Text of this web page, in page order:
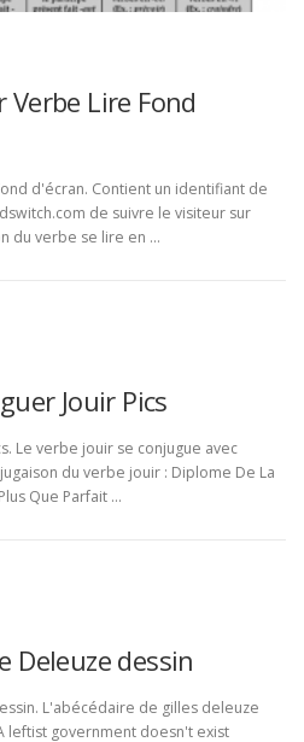
Verbe Lire Fond
d'écran. Contient un identifiant de
de suivre le visiteur sur
du verbe se lire en …
Jouir Pics
Le verbe jouir se conjugue avec
du verbe jouir : Diplome De La
Que Parfait …
Deleuze dessin
L'abécédaire de gilles deleuze
leftist government doesn't exist